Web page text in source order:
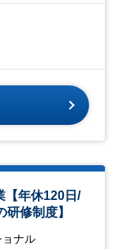
【年休120日/
修制度】
ナル